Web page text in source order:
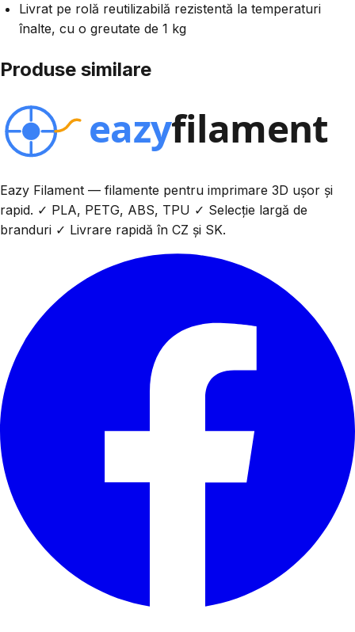
Livrat pe rolă reutilizabilă rezistentă la temperaturi
înalte, cu o greutate de 1 kg
Produse similare
Eazy Filament — filamente pentru imprimare 3D ușor și
rapid. ✓ PLA, PETG, ABS, TPU ✓ Selecție largă de
branduri ✓ Livrare rapidă în CZ și SK.